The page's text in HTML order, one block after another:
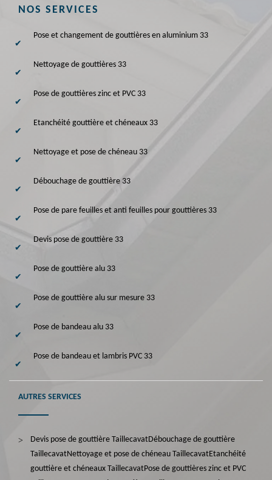
NOS SERVICES
Pose et changement de gouttières en aluminium 33
Nettoyage de gouttières 33
Pose de gouttières zinc et PVC 33
Etanchéité gouttière et chéneaux 33
Nettoyage et pose de chéneau 33
Débouchage de gouttière 33
Pose de pare feuilles et anti feuilles pour gouttières 33
Devis pose de gouttière 33
Pose de gouttière alu 33
Pose de gouttière alu sur mesure 33
Pose de bandeau alu 33
Pose de bandeau et lambris PVC 33
AUTRES SERVICES
Devis pose de gouttière TaillecavatDébouchage de gouttière
TaillecavatNettoyage et pose de chéneau TaillecavatEtanchéité
gouttière et chéneaux TaillecavatPose de gouttières zinc et PVC